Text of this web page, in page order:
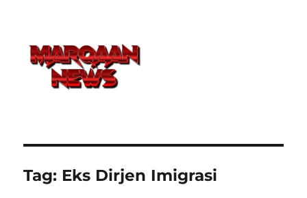
Tag: Eks Dirjen Imigrasi